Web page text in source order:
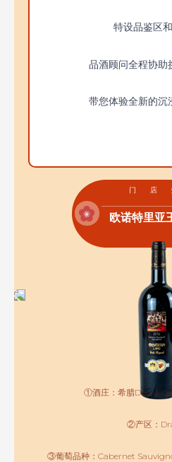
特设品鉴区
品酒顾问全程协助
带您体验全新的沉
门店
欧诺特里亚
①酒庄：希腊
②产区：
③葡萄品种：Cabernet